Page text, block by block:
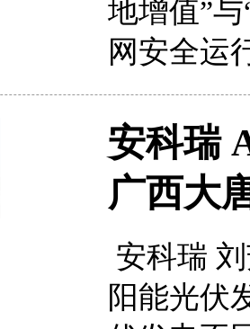
地增值”
网安全
安科瑞
广西大
安科瑞
阳能光伏